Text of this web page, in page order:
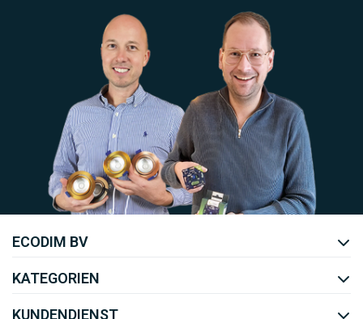
Uw EcoDim team
ECODIM BV
KATEGORIEN
KUNDENDIENST